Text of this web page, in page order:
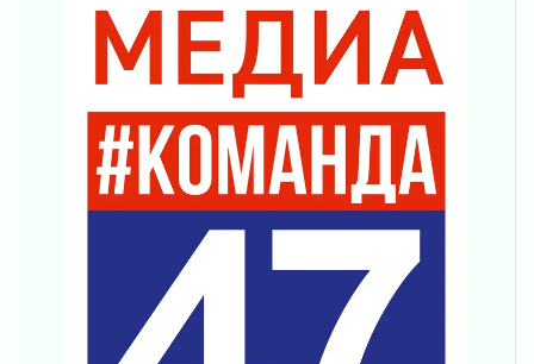
Строительные компании Ленобласти
подняли зарплаты почти на 40% за год
03 августа 2026
Шесть новых жизней в честь дня рождения
Ленинградской области
03 августа 2026
Уроки безопасности для детей и взрослых
03 августа 2026
Ленобласть отмечает День Воздушно-
десантных войск
«Активное лето»
02 августа 2026